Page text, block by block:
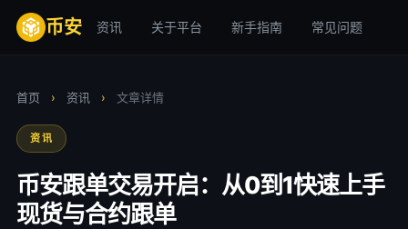
币安 资讯 关于平台 新手指南 常见问题
首页 › 资讯 › 文章详情
资讯
币安跟单交易开启：从0到1快速上手
现货与合约跟单